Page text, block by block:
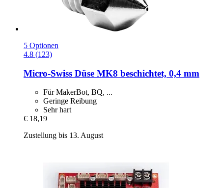
5 Optionen
4.8 (123)
Micro-Swiss Düse MK8 beschichtet, 0,4 mm
Für MakerBot, BQ, ...
Geringe Reibung
Sehr hart
€ 18,19
Zustellung bis 13. August